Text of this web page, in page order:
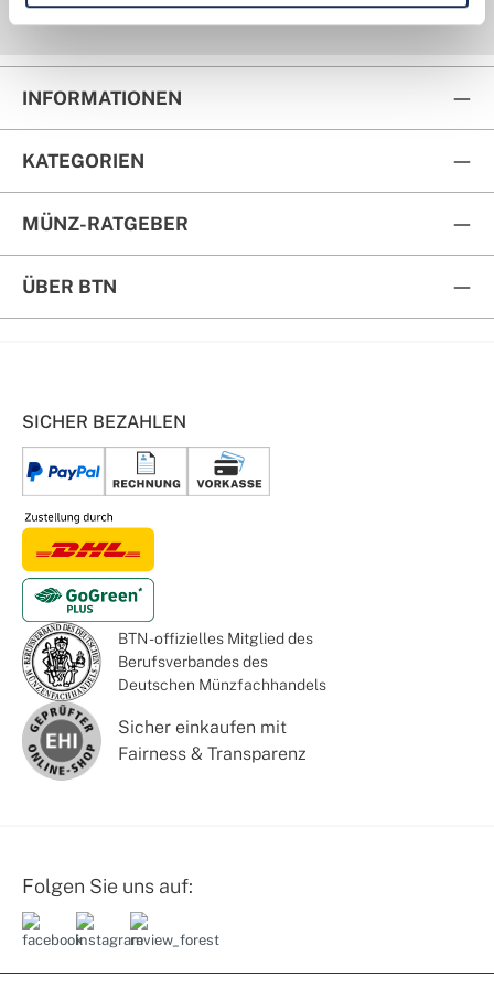
Kauf auf Rechnung
INFORMATIONEN
KATEGORIEN
MÜNZ-RATGEBER
ÜBER BTN
SICHER BEZAHLEN
BTN - offizielles Mitglied des
Berufsverbandes des
Deutschen Münzfachhandels
Sicher einkaufen mit
Fairness & Transparenz
Folgen Sie uns auf: